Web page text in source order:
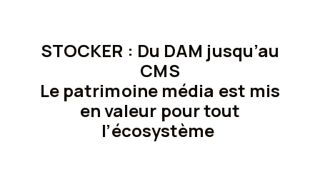
STOCKER : Du DAM jusqu’au
CMS
Le patrimoine média est mis
en valeur pour tout
l’écosystème